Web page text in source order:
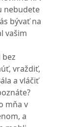
nebudete
bývať na
vašim
bez
vraždiť,
a vláčiť
mňa v
a